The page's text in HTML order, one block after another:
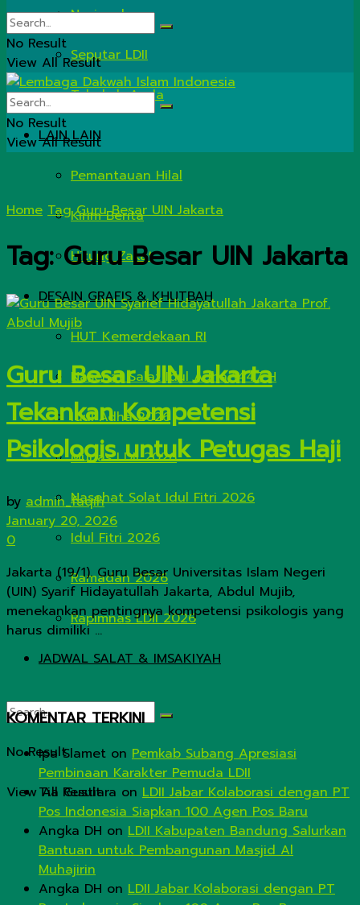
Nasional
Seputar LDII
Tahukah Anda
LAIN LAIN
Pemantauan Hilal
Kirim Berita
Hitung Zakat
DESAIN GRAFIS & KHUTBAH
HUT Kemerdekaan RI
Nasehat Salat Idul Adha 1447 H
Idul Adha 2026
Munas LDII 2026
Nasehat Solat Idul Fitri 2026
Idul Fitri 2026
Ramadan 2026
Rapimnas LDII 2026
JADWAL SALAT & IMSAKIYAH
No Result
View All Result
No Result
View All Result
No Result
View All Result
Home Tag Guru Besar UIN Jakarta
Tag:Guru Besar UIN Jakarta
Guru Besar UIN Jakarta
Tekankan Kompetensi
Psikologis untuk Petugas Haji
by admin_faqih
January 20, 2026
0
Jakarta (19/1). Guru Besar Universitas Islam Negeri
(UIN) Syarif Hidayatullah Jakarta, Abdul Mujib,
menekankan pentingnya kompetensi psikologis yang
harus dimiliki ...
KOMENTAR TERKINI
Ipa Slamet on Pemkab Subang Apresiasi
Pembinaan Karakter Pemuda LDII
Tia Gustiara on LDII Jabar Kolaborasi dengan PT
Pos Indonesia Siapkan 100 Agen Pos Baru
Angka DH on LDII Kabupaten Bandung Salurkan
Bantuan untuk Pembangunan Masjid Al
Muhajirin
Angka DH on LDII Jabar Kolaborasi dengan PT